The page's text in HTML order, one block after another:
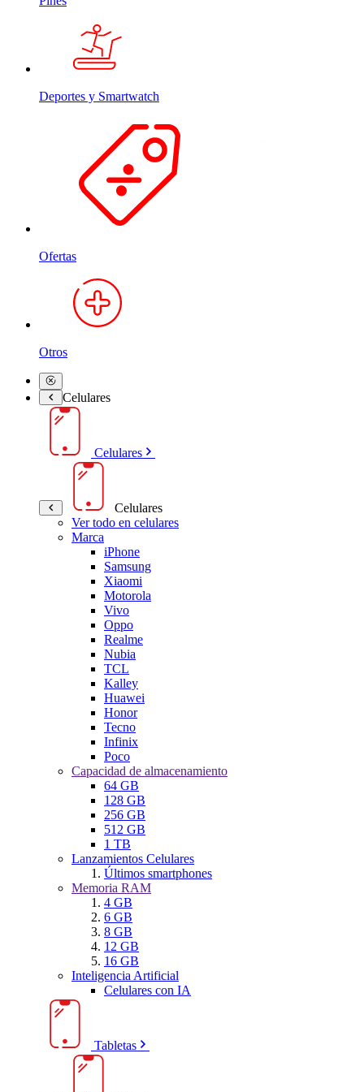
Deportes y Smartwatch
Ofertas
Otros
Celulares
Celulares
Celulares
Ver todo en celulares
Marca
iPhone
Samsung
Xiaomi
Motorola
Vivo
Oppo
Realme
Nubia
TCL
Kalley
Huawei
Honor
Tecno
Infinix
Poco
Capacidad de almacenamiento
64 GB
128 GB
256 GB
512 GB
1 TB
Lanzamientos Celulares
Últimos smartphones
Memoria RAM
4 GB
6 GB
8 GB
12 GB
16 GB
Inteligencia Artificial
Celulares con IA
Tabletas